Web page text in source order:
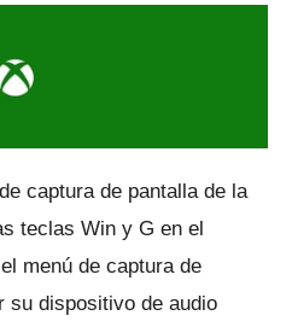
captura de pantalla de la
teclas Win y G en el
menú de captura de
su dispositivo de audio